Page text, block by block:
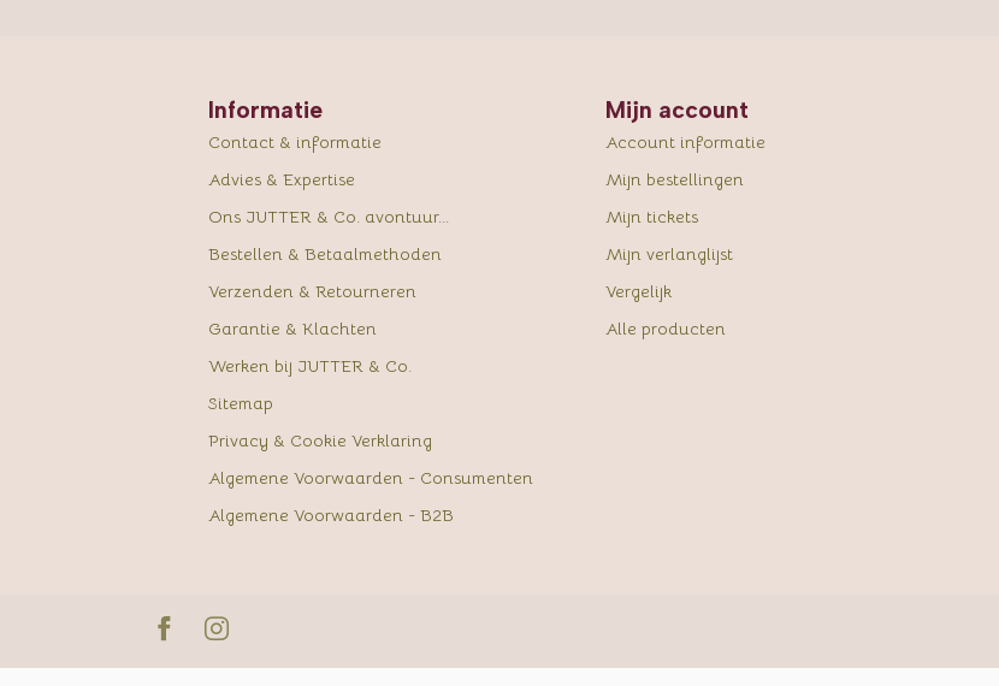
Informatie
Contact & informatie
Advies & Expertise
Ons JUTTER & Co. avontuur...
Bestellen & Betaalmethoden
Verzenden & Retourneren
Garantie & Klachten
Werken bij JUTTER & Co.
Sitemap
Privacy & Cookie Verklaring
Algemene Voorwaarden - Consumenten
Algemene Voorwaarden - B2B
Mijn account
Account informatie
Mijn bestellingen
Mijn tickets
Mijn verlanglijst
Vergelijk
Alle producten